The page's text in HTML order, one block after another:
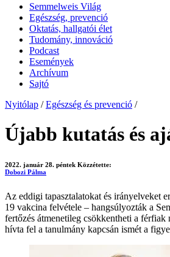
Semmelweis Világ
Egészség, prevenció
Oktatás, hallgatói élet
Tudomány, innováció
Podcast
Események
Archívum
Sajtó
Nyitólap / Egészség és prevenció /
Újabb kutatás és
2022. január 28. péntek Közzétette:
Dobozi Pálma
Az eddigi tapasztalatokat és irányelveket
19 vakcina felvétele – hangsúlyozták a
fertőzés átmenetileg csökkentheti a
hívta fel a tanulmány kapcsán ismét a